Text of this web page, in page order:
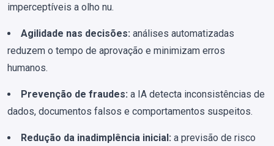
imperceptíveis a olho nu.
Agilidade nas decisões: análises automatizadas
reduzem o tempo de aprovação e minimizam erros
humanos.
Prevenção de fraudes: a IA detecta inconsistências de
dados, documentos falsos e comportamentos suspeitos.
Redução da inadimplência inicial: a previsão de risco